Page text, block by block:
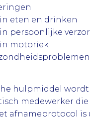
eten en drinken
persoonlijke
motoriek
hulpmiddel
medewerker
afnameprotocol